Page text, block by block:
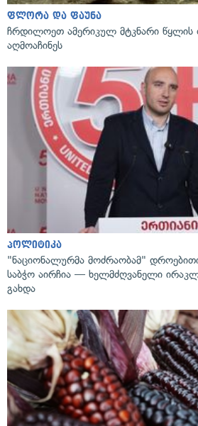
ფლორა და ფაუნა
ჩრდილოეთ ამერიკულ მტკნარი წყლის
აღმოაჩინეს
პოლიტიკა
"ნაციონალურმა მოძრაობამ"
საბჭო აირჩია — ხელმძღვანელი
გახდა